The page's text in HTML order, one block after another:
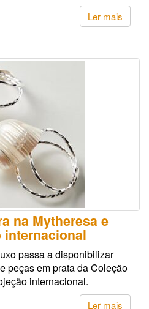
Ler mais
na Mytheresa e
internacional
passa a disponibilizar
peças em prata da Coleção
internacional.
Ler mais